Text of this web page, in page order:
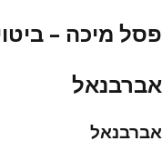
פסל מיכה –
אברבנאל
אברבנאל